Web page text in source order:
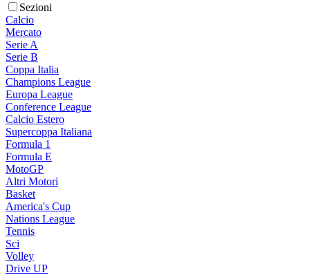
Sezioni
Calcio
Mercato
Serie A
Serie B
Coppa Italia
Champions League
Europa League
Conference League
Calcio Estero
Supercoppa Italiana
Formula 1
Formula E
MotoGP
Altri Motori
Basket
America's Cup
Nations League
Tennis
Sci
Volley
Drive UP